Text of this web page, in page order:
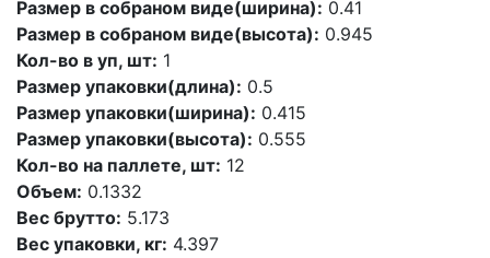
Размер в собраном виде(ширина): 0.41
Размер в собраном виде(высота): 0.945
Кол-во в уп, шт: 1
Размер упаковки(длина): 0.5
Размер упаковки(ширина): 0.415
Размер упаковки(высота): 0.555
Кол-во на паллете, шт: 12
Объем: 0.1332
Вес брутто: 5.173
Вес упаковки, кг: 4.397